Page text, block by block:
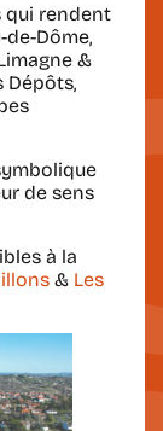
qui rendent
Dôme,
&
Dépôts,
de sens
à la
& Les